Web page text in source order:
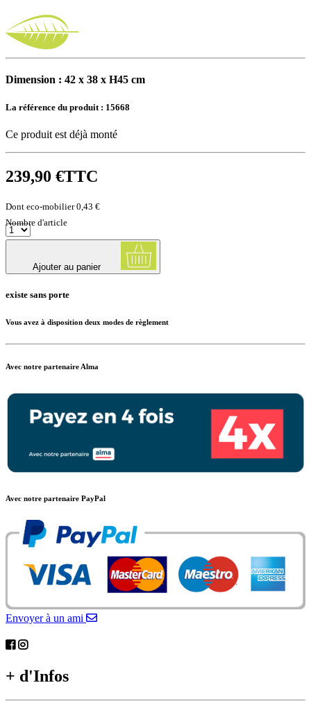
Dimension : 42 x 38 x H45 cm
La référence du produit : 15668
Ce produit est déjà monté
239,90 €TTC
Dont eco-mobilier 0,43 €
Nombre d'article
Ajouter au panier
existe sans porte
Vous avez à disposition deux modes de règlement
Avec notre partenaire Alma
Avec notre partenaire PayPal
Envoyer à un ami
+ d'Infos